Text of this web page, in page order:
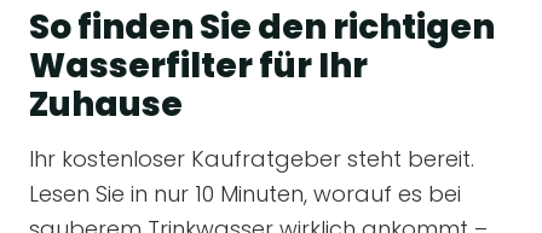
So finden Sie den richtigen
Wasserfilter für Ihr
Zuhause
Ihr kostenloser Kaufratgeber steht bereit.
Lesen Sie in nur 10 Minuten, worauf es bei